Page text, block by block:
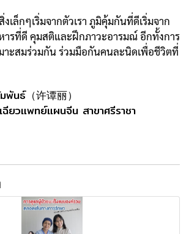
เล็กๆเริ่มจากตัวเรา ภูมิคุ้มกันที่ดีเริ่มจาก
ารที่ดี คุมสติและฝึกภาวะอารมณ์ อีกทั้งการ
าะสมร่วมกัน ร่วมมือกันคนละนิดเพื่อชีวิตที่
นธ์（许谭丽）
ยวแพทย์แผนจีน สาขาศรีราชา